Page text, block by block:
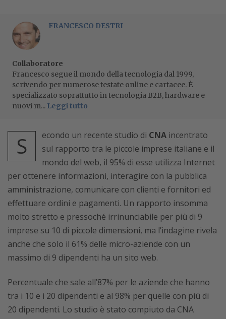
FRANCESCO DESTRI
Collaboratore
Francesco segue il mondo della tecnologia dal 1999,
scrivendo per numerose testate online e cartacee. È
specializzato soprattutto in tecnologia B2B, hardware e
nuovi m... Leggi tutto
S econdo un recente studio di CNA incentrato
sul rapporto tra le piccole imprese italiane e il
mondo del web, il 95% di esse utilizza Internet
per ottenere informazioni, interagire con la pubblica
amministrazione, comunicare con clienti e fornitori ed
effettuare ordini e pagamenti. Un rapporto insomma
molto stretto e pressoché irrinunciabile per più di 9
imprese su 10 di piccole dimensioni, ma l’indagine rivela
anche che solo il 61% delle micro-aziende con un
massimo di 9 dipendenti ha un sito web.
Percentuale che sale all’87% per le aziende che hanno
tra i 10 e i 20 dipendenti e al 98% per quelle con più di
20 dipendenti. Lo studio è stato compiuto da CNA